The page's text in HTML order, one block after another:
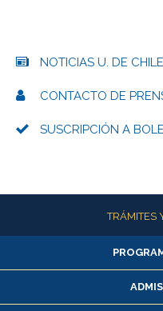
NOTICIAS U. DE CHILE
CONTACTO DE
SUSCRIPCIÓN A
Más información
TRÁMITES
Alumnas/
Inscripción y